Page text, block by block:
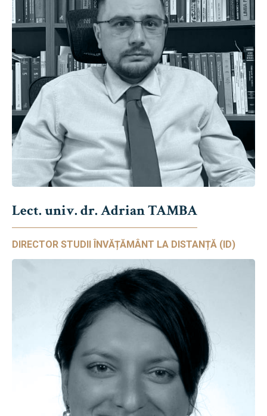
Lect. univ. dr. Adrian TAMBA
DIRECTOR STUDII ÎNVĂȚĂMÂNT LA DISTANȚĂ (ID)